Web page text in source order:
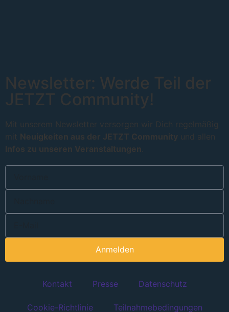
Newsletter: Werde Teil der
JETZT Community!
Mit unserem Newsletter versorgen wir Dich regelmäßig
mit Neuigkeiten aus der JETZT Community und allen
Infos zu unseren Veranstaltungen
Anmelden
Kontakt Presse Datenschutz
Cookie-Richtlinie Teilnahmebedingungen